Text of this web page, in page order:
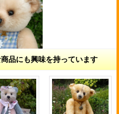
品にも興味を持っています